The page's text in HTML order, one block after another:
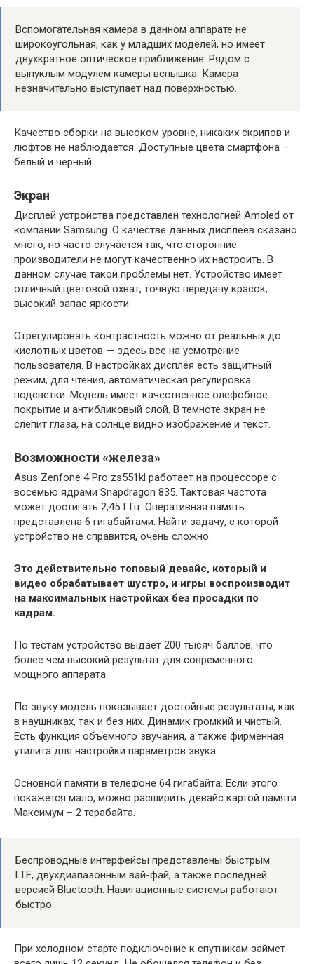
Вспомогательная камера в данном аппарате не
широкоугольная, как у младших моделей, но имеет
двухкратное оптическое приближение. Рядом с
выпуклым модулем камеры вспышка. Камера
незначительно выступает над поверхностью.
Качество сборки на высоком уровне, никаких скрипов и
люфтов не наблюдается. Доступные цвета смартфона –
белый и черный.
Экран
Дисплей устройства представлен технологией Amoled от
компании Samsung. О качестве данных дисплеев сказано
много, но часто случается так, что сторонние
производители не могут качественно их настроить. В
данном случае такой проблемы нет. Устройство имеет
отличный цветовой охват, точную передачу красок,
высокий запас яркости.
Отрегулировать контрастность можно от реальных до
кислотных цветов — здесь все на усмотрение
пользователя. В настройках дисплея есть защитный
режим, для чтения, автоматическая регулировка
подсветки. Модель имеет качественное олефобное
покрытие и антибликовый слой. В темноте экран не
слепит глаза, на солнце видно изображение и текст.
Возможности «железа»
Аsus Zenfone 4 Pro zs551kl работает на процессоре с
восемью ядрами Snapdragon 835. Тактовая частота
может достигать 2,45 ГГц. Оперативная память
представлена 6 гигабайтами. Найти задачу, с которой
устройство не справится, очень сложно.
Это действительно топовый девайс, который и
видео обрабатывает шустро, и игры воспроизводит
на максимальных настройках без просадки по
кадрам.
По тестам устройство выдает 200 тысяч баллов, что
более чем высокий результат для современного
мощного аппарата.
По звуку модель показывает достойные результаты, как
в наушниках, так и без них. Динамик громкий и чистый.
Есть функция объемного звучания, а также фирменная
утилита для настройки параметров звука.
Основной памяти в телефоне 64 гигабайта. Если этого
покажется мало, можно расширить девайс картой памяти.
Максимум – 2 терабайта.
Беспроводные интерфейсы представлены быстрым
LTE, двухдиапазонным вай-фай, а также последней
версией Bluetooth. Навигационные системы работают
быстро.
При холодном старте подключение к спутникам займет